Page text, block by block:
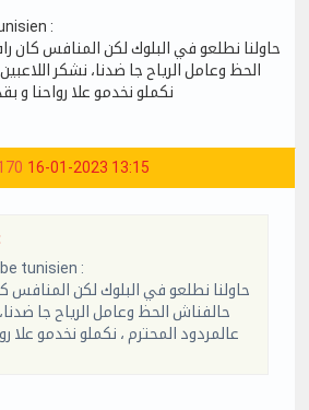
:
حاولنا نطلعو في البلوك لكن المنافس كان
الحظ وعامل الرياح جا ضدنا، نشكر
نكملو نخدمو علا رواحنا و
16-01-2023 13:15
tunisien :
حاولنا نطلعو في البلوك لكن المنافس
حالفناش الحظ وعامل الرياح جا
عالمردود المحترم ، نكملو نخدمو علا